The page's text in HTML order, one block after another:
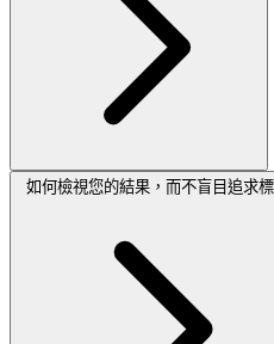
如何檢視您的結果，而不盲目追求